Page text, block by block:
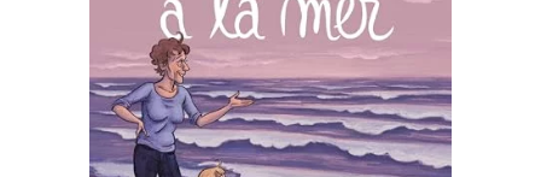
Livres les plus recommandés
Prix littéraires